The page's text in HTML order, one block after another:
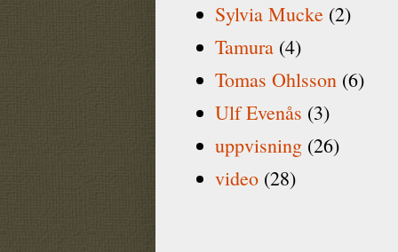
Sylvia Mucke (2)
Tamura (4)
Tomas Ohlsson (6)
Ulf Evenås (3)
uppvisning (26)
video (28)